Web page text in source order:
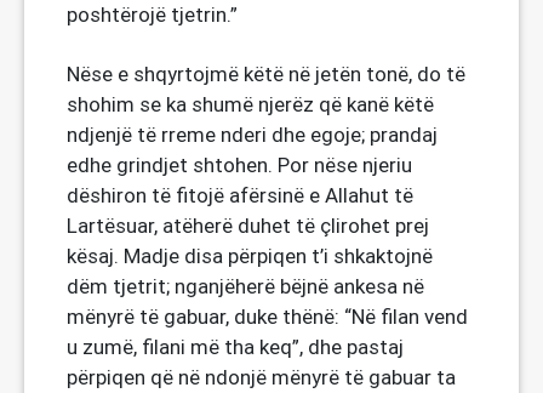
poshtërojë tjetrin.”
Nëse e shqyrtojmë këtë në jetën tonë, do të
shohim se ka shumë njerëz që kanë këtë
ndjenjë të rreme nderi dhe egoje; prandaj
edhe grindjet shtohen. Por nëse njeriu
dëshiron të fitojë afërsinë e Allahut të
Lartësuar, atëherë duhet të çlirohet prej
kësaj. Madje disa përpiqen t’i shkaktojnë
dëm tjetrit; nganjëherë bëjnë ankesa në
mënyrë të gabuar, duke thënë: “Në filan vend
u zumë, filani më tha keq”, dhe pastaj
përpiqen që në ndonjë mënyrë të gabuar ta